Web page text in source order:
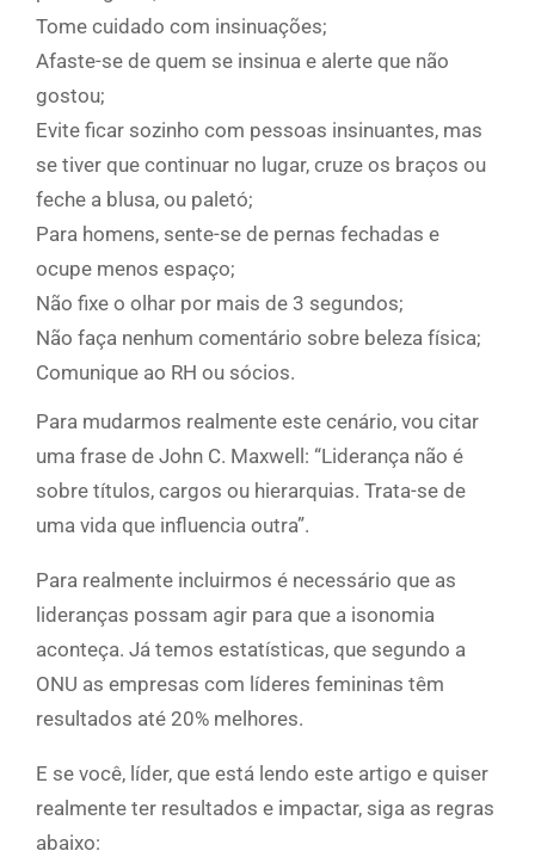
Tome cuidado com insinuações;
Afaste-se de quem se insinua e alerte que não
gostou;
Evite ficar sozinho com pessoas insinuantes, mas
se tiver que continuar no lugar, cruze os braços ou
feche a blusa, ou paletó;
Para homens, sente-se de pernas fechadas e
ocupe menos espaço;
Não fixe o olhar por mais de 3 segundos;
Não faça nenhum comentário sobre beleza física;
Comunique ao RH ou sócios.
Para mudarmos realmente este cenário, vou citar
uma frase de John C. Maxwell: “Liderança não é
sobre títulos, cargos ou hierarquias. Trata-se de
uma vida que influencia outra”.
Para realmente incluirmos é necessário que as
lideranças possam agir para que a isonomia
aconteça. Já temos estatísticas, que segundo a
ONU as empresas com líderes femininas têm
resultados até 20% melhores.
E se você, líder, que está lendo este artigo e quiser
realmente ter resultados e impactar, siga as regras
abaixo: